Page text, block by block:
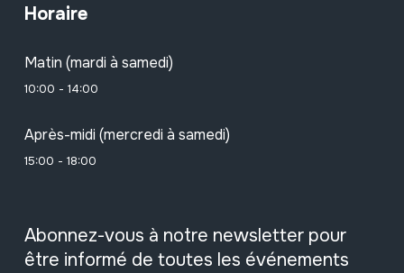
Horaire
Matin (mardi à samedi)
10:00 - 14:00
Après-midi (mercredi à samedi)
15:00 - 18:00
Abonnez-vous à notre newsletter pour
être informé de toutes les événements